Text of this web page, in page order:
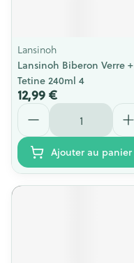
Lansinoh
Lansinoh Biberon Verre +
Tetine 240ml 4
12,99 €
Quantité
Ajouter au panier